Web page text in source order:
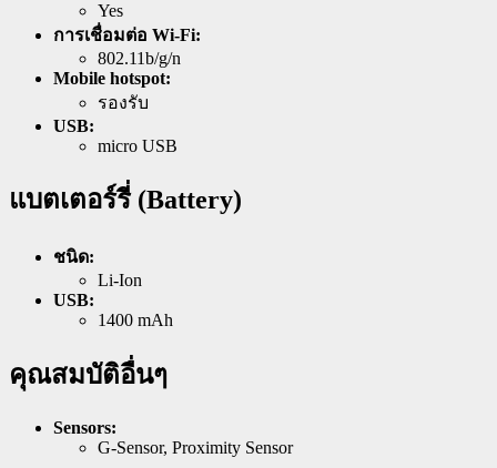
Yes
การเชื่อมต่อ Wi-Fi:
802.11b/g/n
Mobile hotspot:
รองรับ
USB:
micro USB
แบตเตอร์รี่ (Battery)
ชนิด:
Li-Ion
USB:
1400 mAh
คุณสมบัติอื่นๆ
Sensors:
G-Sensor, Proximity Sensor